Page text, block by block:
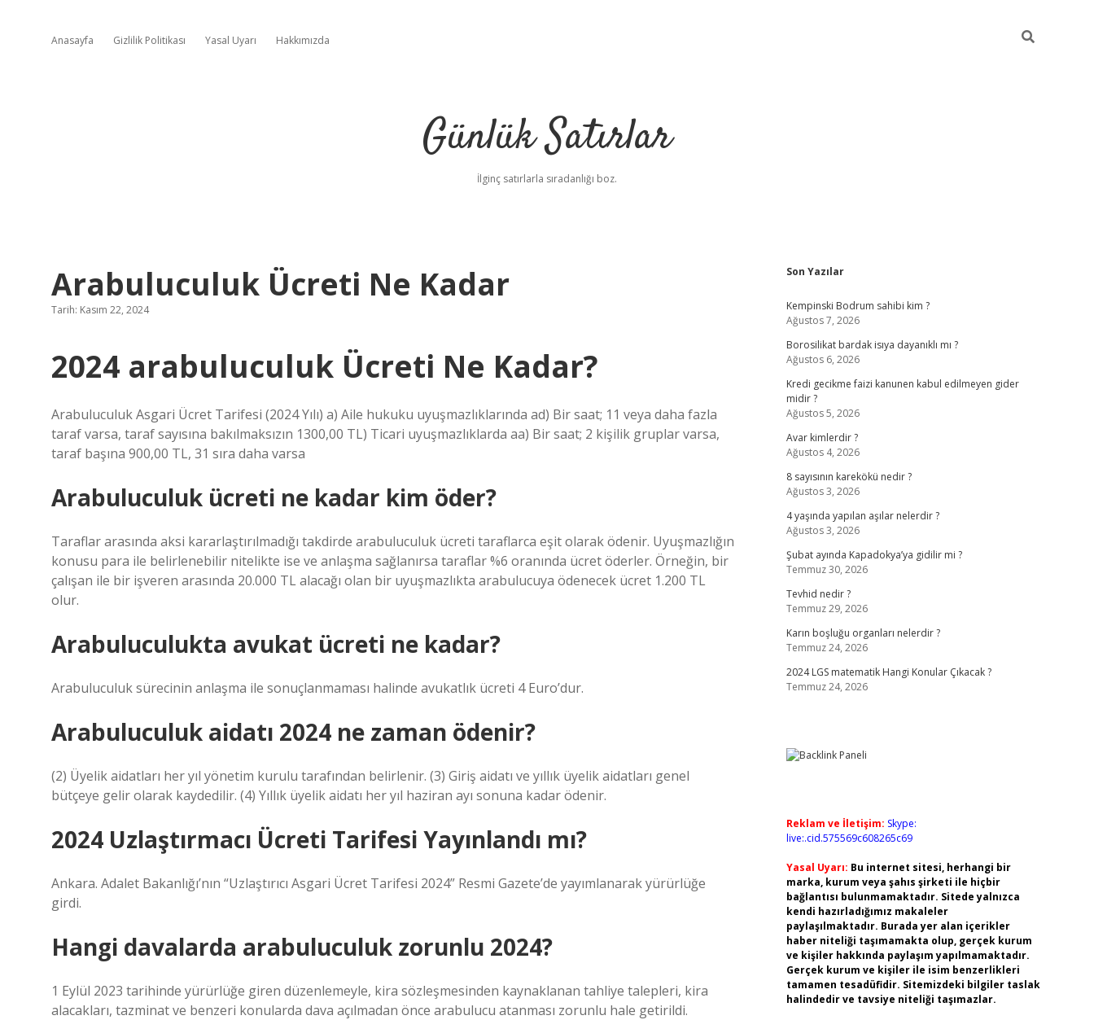
Anasayfa Gizlilik Politikası Yasal Uyarı Hakkımızda
Günlük Satırlar
İlginç satırlarla sıradanlığı boz.
Arabuluculuk Ücreti Ne Kadar
Tarih: Kasım 22, 2024
2024 arabuluculuk Ücreti Ne Kadar?
Arabuluculuk Asgari Ücret Tarifesi (2024 Yılı) a) Aile hukuku uyuşmazlıklarında ad) Bir saat; 11 veya daha fazla
taraf varsa, taraf sayısına bakılmaksızın 1300,00 TL) Ticari uyuşmazlıklarda aa) Bir saat; 2 kişilik gruplar varsa,
taraf başına 900,00 TL, 31 sıra daha varsa
Arabuluculuk ücreti ne kadar kim öder?
Taraflar arasında aksi kararlaştırılmadığı takdirde arabuluculuk ücreti taraflarca eşit olarak ödenir. Uyuşmazlığın
konusu para ile belirlenebilir nitelikte ise ve anlaşma sağlanırsa taraflar %6 oranında ücret öderler. Örneğin, bir
çalışan ile bir işveren arasında 20.000 TL alacağı olan bir uyuşmazlıkta arabulucuya ödenecek ücret 1.200 TL
olur.
Arabuluculukta avukat ücreti ne kadar?
Arabuluculuk sürecinin anlaşma ile sonuçlanmaması halinde avukatlık ücreti 4 Euro’dur.
Arabuluculuk aidatı 2024 ne zaman ödenir?
(2) Üyelik aidatları her yıl yönetim kurulu tarafından belirlenir. (3) Giriş aidatı ve yıllık üyelik aidatları genel
bütçeye gelir olarak kaydedilir. (4) Yıllık üyelik aidatı her yıl haziran ayı sonuna kadar ödenir.
2024 Uzlaştırmacı Ücreti Tarifesi Yayınlandı mı?
Ankara. Adalet Bakanlığı’nın “Uzlaştırıcı Asgari Ücret Tarifesi 2024” Resmi Gazete’de yayımlanarak yürürlüğe
girdi.
Hangi davalarda arabuluculuk zorunlu 2024?
1 Eylül 2023 tarihinde yürürlüğe giren düzenlemeyle, kira sözleşmesinden kaynaklanan tahliye talepleri, kira
alacakları, tazminat ve benzeri konularda dava açılmadan önce arabulucu atanması zorunlu hale getirildi.
Sidebar
Son Yazılar
Kempinski Bodrum sahibi kim ?
Ağustos 7, 2026
Borosilikat bardak isıya dayanıklı mı ?
Ağustos 6, 2026
Kredi gecikme faizi kanunen kabul edilmeyen gider
midir ?
Ağustos 5, 2026
Avar kimlerdir ?
Ağustos 4, 2026
8 sayısının karekökü nedir ?
Ağustos 3, 2026
4 yaşında yapılan aşılar nelerdir ?
Ağustos 3, 2026
Şubat ayında Kapadokya’ya gidilir mi ?
Temmuz 30, 2026
Tevhid nedir ?
Temmuz 29, 2026
Karın boşluğu organları nelerdir ?
Temmuz 24, 2026
2024 LGS matematik Hangi Konular Çıkacak ?
Temmuz 24, 2026
Reklam ve İletişim: Skype:
live:.cid.575569c608265c69
Yasal Uyarı: Bu internet sitesi, herhangi bir
marka, kurum veya şahıs şirketi ile hiçbir
bağlantısı bulunmamaktadır. Sitede yalnızca
kendi hazırladığımız makaleler
paylaşılmaktadır. Burada yer alan içerikler
haber niteliği taşımamakta olup, gerçek kurum
ve kişiler hakkında paylaşım yapılmamaktadır.
Gerçek kurum ve kişiler ile isim benzerlikleri
tamamen tesadüfidir. Sitemizdeki bilgiler taslak
halindedir ve tavsiye niteliği taşımazlar.